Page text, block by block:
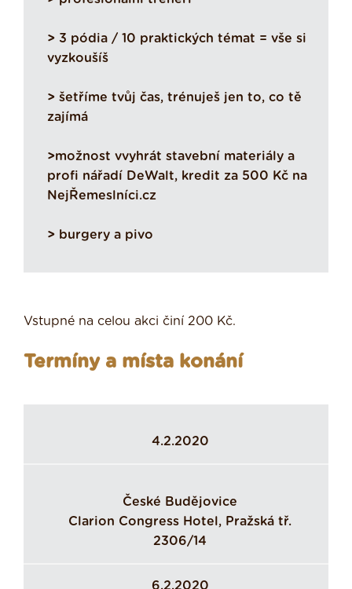
> 3 pódia / 10 praktických témat = vše si
vyzkoušíš
> šetříme tvůj čas, trénuješ jen to, co tě
zajímá
>možnost vvyhrát stavební materiály a
profi nářadí DeWalt, kredit za 500 Kč na
NejŘemeslníci.cz
> burgery a pivo
Vstupné na celou akci činí 200 Kč.
Termíny a místa konání
4.2.2020
České Budějovice
Clarion Congress Hotel, Pražská tř.
2306/14
6.2.2020